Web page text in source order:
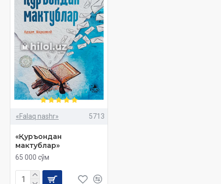
«Falaq nashr» 5713
«Қуръондан
мактублар»
65 000 сўм